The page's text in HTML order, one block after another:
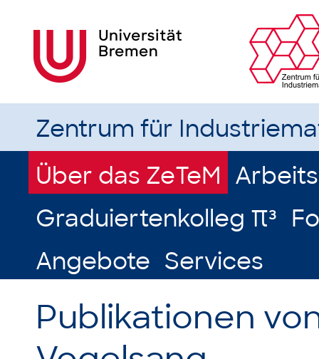
Zentrum für
Über das ZeTeM
Graduiertenkolleg π³
Angebote Services
Publikationen